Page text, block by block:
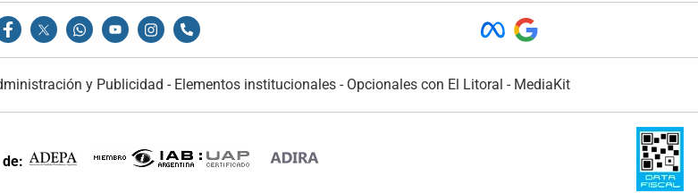
y Publicidad - Elementos institucionales- Opcionales con El Litoral - MediaKit